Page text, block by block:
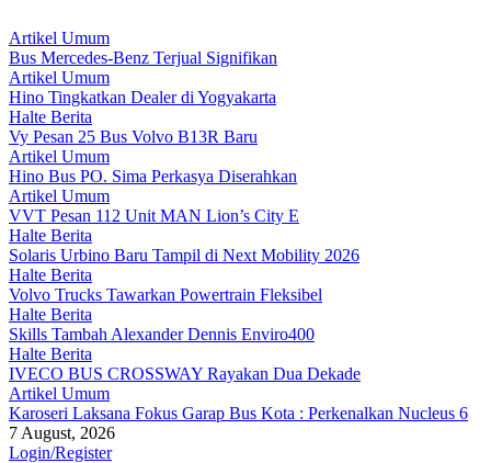
Artikel Umum
Bus Mercedes-Benz Terjual Signifikan
Artikel Umum
Hino Tingkatkan Dealer di Yogyakarta
Halte Berita
Vy Pesan 25 Bus Volvo B13R Baru
Artikel Umum
Hino Bus PO. Sima Perkasya Diserahkan
Artikel Umum
VVT Pesan 112 Unit MAN Lion’s City E
Halte Berita
Solaris Urbino Baru Tampil di Next Mobility 2026
Halte Berita
Volvo Trucks Tawarkan Powertrain Fleksibel
Halte Berita
Skills Tambah Alexander Dennis Enviro400
Halte Berita
IVECO BUS CROSSWAY Rayakan Dua Dekade
Artikel Umum
Karoseri Laksana Fokus Garap Bus Kota : Perkenalkan Nucleus 6
7 August, 2026
Login/Register